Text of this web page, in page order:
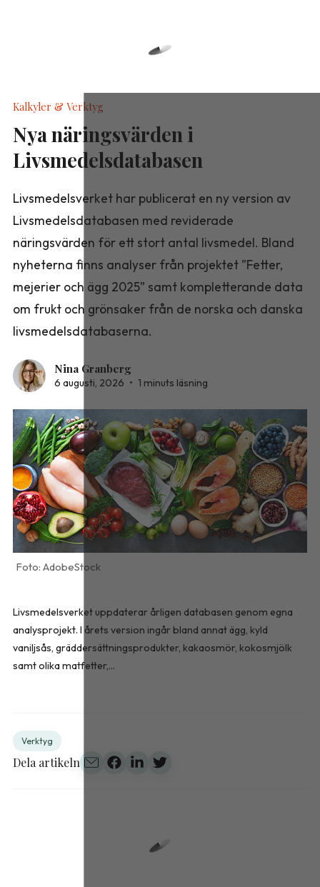
Kalkyler & Verktyg
Nya näringsvärden i
Livsmedelsdatabasen
Livsmedelsverket har publicerat en ny version av
Livsmedelsdatabasen med reviderade
näringsvärden för ett stort antal livsmedel. Bland
nyheterna finns analyser från projektet ”Fetter,
mejerier och ägg 2025” samt kompletterande data
om frukt och grönsaker från de norska och danska
livsmedelsdatabaserna.
Nina Granberg
6 augusti, 2026 • 1 minuts läsning
AdobeStock
Livsmedelsverket uppdaterar årligen databasen genom egna
analysprojekt. I årets version ingår bland annat ägg, kyld
vaniljsås, gräddersättningsprodukter, kakaosmör, kokosmjölk
samt olika matfetter,...
Verktyg
Dela artikeln